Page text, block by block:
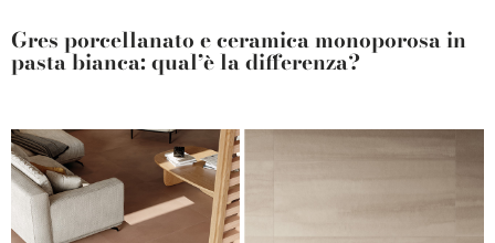
Gres porcellanato e ceramica monoporosa in
pasta bianca: qual’è la differenza?